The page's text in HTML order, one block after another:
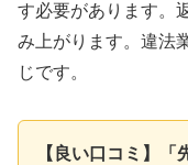
す必要があります。
み上がります。違法
じです。
【良い口コミ】「